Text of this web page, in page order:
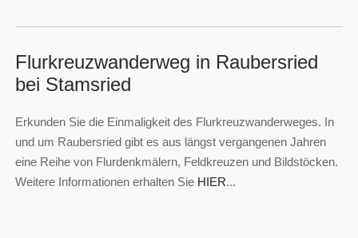
Flurkreuzwanderweg in Raubersried
bei Stamsried
Erkunden Sie die Einmaligkeit des Flurkreuzwanderweges. In
und um Raubersried gibt es aus längst vergangenen Jahren
eine Reihe von Flurdenkmälern, Feldkreuzen und Bildstöcken.
Weitere Informationen erhalten Sie HIER...